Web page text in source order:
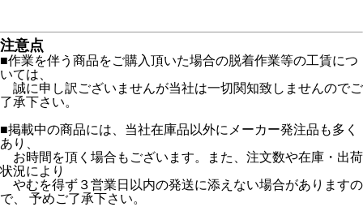
注意点
■作業を伴う商品をご購入頂いた場合の脱着作業等の工賃につ
いては、
誠に申し訳ございませんが当社は一切関知致しませんのでご
了承下さい。
■掲載中の商品には、当社在庫品以外にメーカー発注品も多く
あり、
お時間を頂く場合もございます。また、注文数や在庫・出荷
状況により
やむを得ず３営業日以内の発送に添えない場合がありますの
で、 予めご了承下さい。